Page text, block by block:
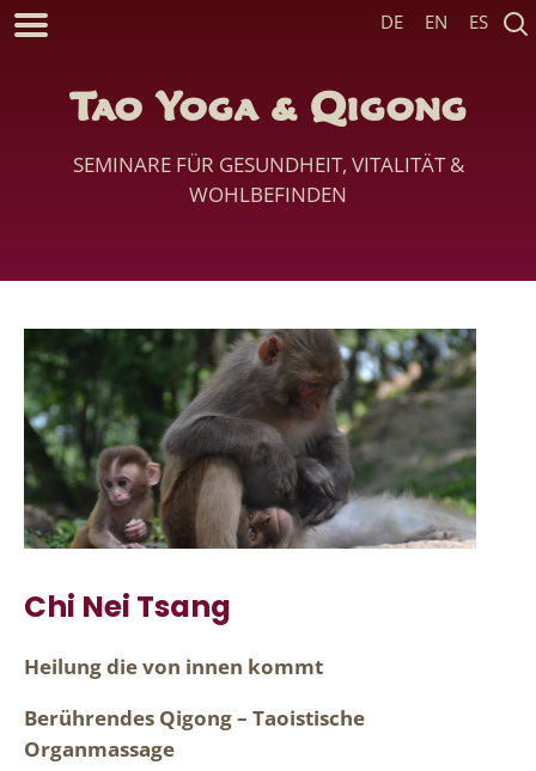
Tao Yoga & Qigong
SEMINARE FÜR GESUNDHEIT, VITALITÄT &
WOHLBEFINDEN
DE EN ES
Chi Nei Tsang
Heilung die von innen kommt
Berührendes Qigong – Taoistische
Organmassage